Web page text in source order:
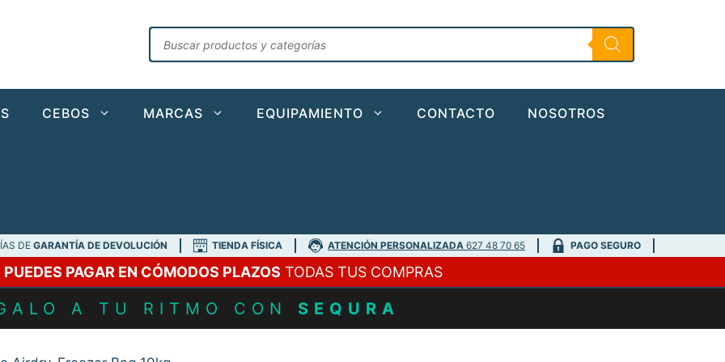
Búsqueda
de
productos
CEBOS MARCAS EQUIPAMIENTO CONTACTO NOSOTROS
DEGARANTÍA DE DEVOLUCIÓN TIENDA FÍSICA ATENCIÓN PERSONALIZADA 627 48 70 65 PAGO SEGURO
PUEDES PAGAR EN CÓMODOS PLAZOS TODAS TUS COMPRAS
A TU RITMO CON SEQURA
Freezer
10kg